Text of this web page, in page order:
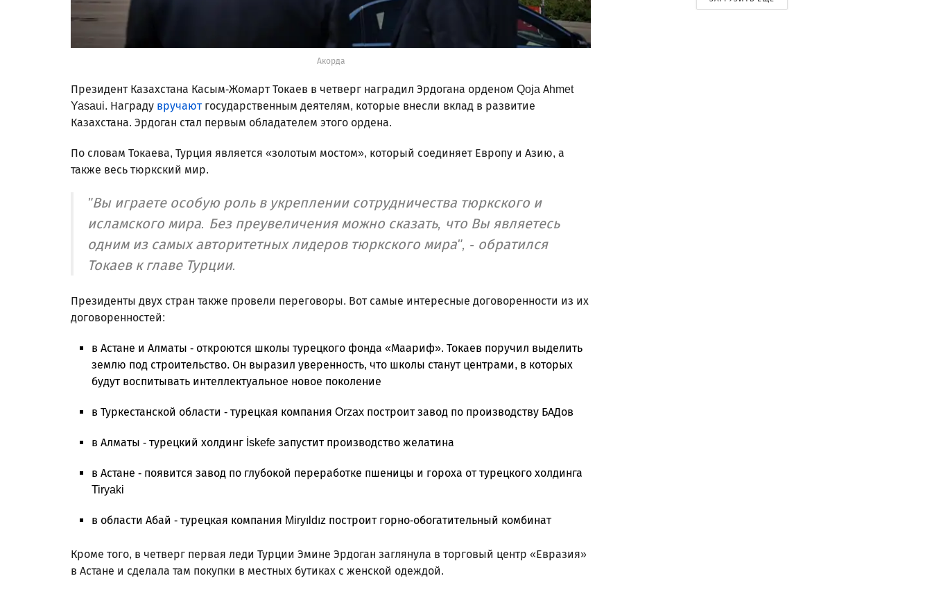
Акорда
Президент Казахстана Касым-Жомарт Токаев в четверг наградил Эрдогана орденом Qoja Ahmet
Yasaui. Награду вручаютгосударственным деятелям, которые внесли вклад в развитие
Казахстана. Эрдоган стал первым обладателем этого ордена.
По словам Токаева, Турция является «золотым мостом», который соединяет Европу и Азию, а
также весь тюркский мир.
"Вы играете особую роль в укреплении сотрудничества тюркского и
исламского мира. Без преувеличения можно сказать, что Вы являетесь
одним из самых авторитетных лидеров тюркского мира", - обратился
Токаев к главе Турции.
Президенты двух стран также провели переговоры. Вот самые интересные договоренности из их
договоренностей:
в Астане и Алматы - откроются школы турецкого фонда «Маариф». Токаев поручил выделить
землю под строительство. Он выразил уверенность, что школы станут центрами, в которых
будут воспитывать интеллектуальное новое поколение
в Туркестанской области - турецкая компания Orzax построит завод по производству БАДов
в Алматы - турецкий холдинг İskefe запустит производство желатина
в Астане - появится завод по глубокой переработке пшеницы и гороха от турецкого холдинга
Tiryaki
в области Абай - турецкая компания Miryıldız построит горно-обогатительный комбинат
Кроме того, в четверг первая леди Турции Эмине Эрдоган заглянула в торговый центр «Евразия»
в Астане и сделала там покупки в местных бутиках с женской одеждой.